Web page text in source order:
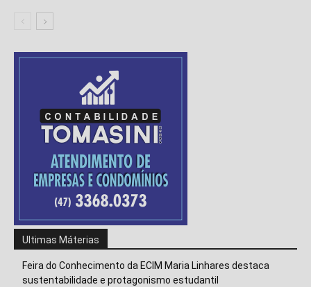
Ultimas Máterias
Feira do Conhecimento da ECIM Maria Linhares destaca
sustentabilidade e protagonismo estudantil